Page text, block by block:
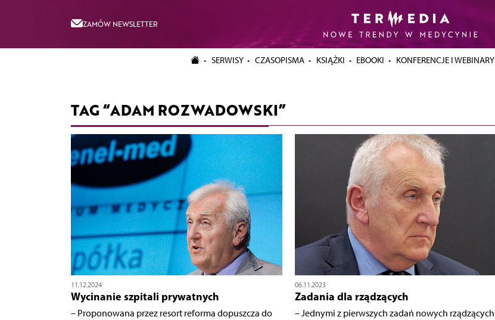
ZAMÓW NEWSLETTER
SERWISY CZASOPISMA KSIĄŻKI EBOOKI KONFERENCJE I WEBINARY
TAG “ADAM ROZWADOWSKI”
11.12.2024
Wycinanie szpitali prywatnych
– Proponowana przez resort reforma dopuszcza do
06.11.2023
Zadania dla rządzących
– Jednymi z pierwszych zadań nowych rządzących